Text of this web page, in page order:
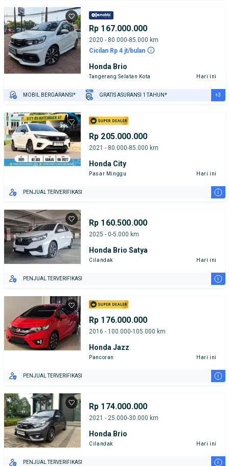
Rp 167.000.000
2020 - 80.000-85.000 km
Cicilan Rp 4 jt/bulan
Honda Brio
Tangerang Selatan Kota Hari ini
MOBIL BERGARANSI* GRATIS ASURANSI 1 TAHUN*
PENJUAL TERVERIFIKASI
+3
Rp 205.000.000
2021 - 80.000-85.000 km
Honda City
Pasar Minggu Hari ini
PENJUAL TERVERIFIKASI i
Rp 160.500.000
2025 - 0-5.000 km
Honda Brio Satya
Cilandak Hari ini
PENJUAL TERVERIFIKASI i
Rp 176.000.000
2016 - 100.000-105.000 km
Honda Jazz
Pancoran Hari ini
PENJUAL TERVERIFIKASI i
Rp 174.000.000
2021 - 25.000-30.000 km
Honda Brio
Cilandak Hari ini
PENJUAL TERVERIFIKASI i